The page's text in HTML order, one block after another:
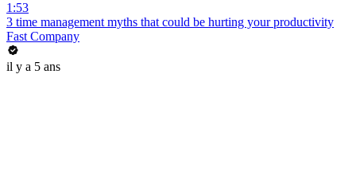
1:53
3 time management myths that could be hurting your productivity
Fast Company
il y a 5 ans